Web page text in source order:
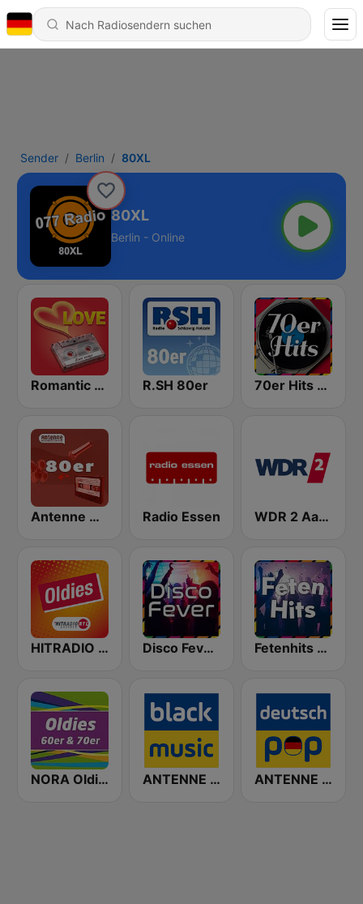
Sender Berlin 80XL
80XL
Berlin - Online
Romantic Vibes R.SH 80er 70er Hits - von 80er 90er OLDIE ANTENNE
Antenne Niedersachsen 80er Radio Essen WDR 2 Aachen und Region
HITRADIO RTL Oldies Disco Fever - von 80er 90er OLDIE ANTENNE Fetenhits - von 80er 90er OLDIE ANTENNE
NORA Oldies ANTENNE BAYERN Black Music ANTENNE BAYERN Deutsch Pop